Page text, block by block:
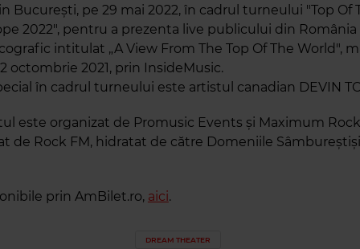
București, pe 29 mai 2022, în cadrul turneului "Top Of
2022", pentru a prezenta live publicului din
intitulat „A View From The Top Of The World",
octombrie 2021, prin InsideMusic.
în cadrul turneului este artistul canadian DEVIN
este organizat de Promusic Events și Maximum
de Rock FM, hidratat de către Domeniile
prin AmBilet.ro, aici.
DREAM THEATER